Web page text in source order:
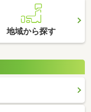
地域から探す